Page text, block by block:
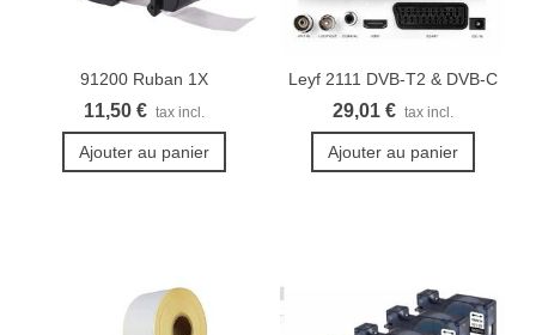
91200 Ruban 1X
compatible pour...
11,50 € tax incl.
Ajouter au panier
Leyf 2111 DVB-T2 & DVB-C
COMBO
29,01 € tax incl.
Ajouter au panier